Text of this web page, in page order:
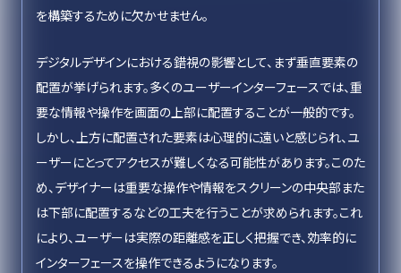
を構築するために欠かせません。
デジタルデザインにおける錯視の影響として、まず垂直要素の
配置が挙げられます。多くのユーザーインターフェースでは、重
要な情報や操作を画面の上部に配置することが一般的です。
しかし、上方に配置された要素は心理的に遠いと感じられ、ユ
ーザーにとってアクセスが難しくなる可能性があります。このた
め、デザイナーは重要な操作や情報をスクリーンの中央部また
は下部に配置するなどの工夫を行うことが求められます。これ
により、ユーザーは実際の距離感を正しく把握でき、効率的に
インターフェースを操作できるようになります。